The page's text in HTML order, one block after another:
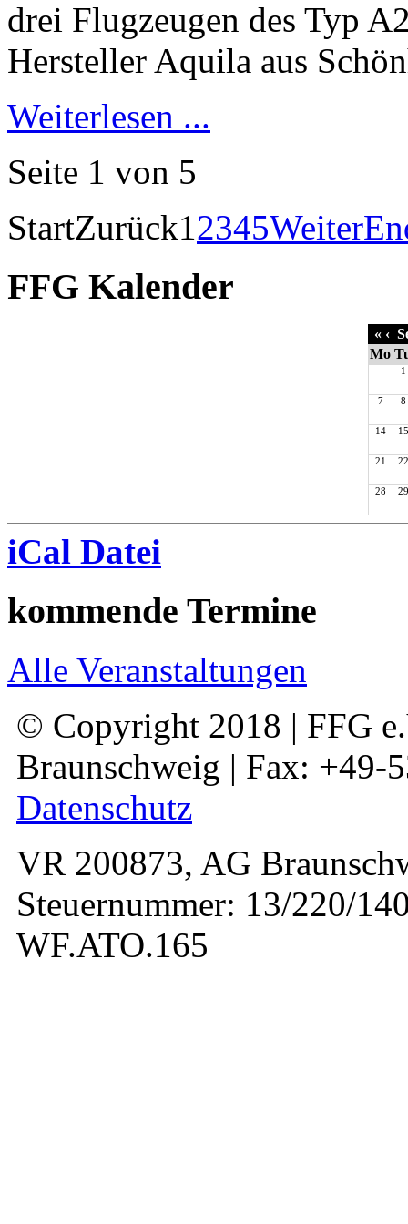
Weiterlesen ...
Seite 1 von 5
StartZurück12345Weiter
FFG Kalender
« ‹
Mo
1
7 8
14 15
21 22
28 29
iCal Datei
kommende Termine
Alle Veranstaltungen
© Copyright 2018 | FFG
Braunschweig | Fax: +49-
Datenschutz
VR 200873, AG
Steuernummer: 13/220/
WF.ATO.165